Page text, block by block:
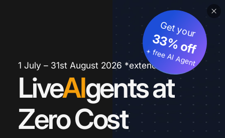
1 July – 31st August 2026 *extended
LiveAIgents at
Zero Cost
Get your
33% off
+ free AI Agent